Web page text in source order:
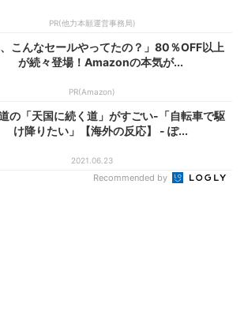
PR(他力本願運営事務局)
、こんなセールやってたの？」80％OFF以上
が続々登場！Amazonの本気が...
PR(Amazon)
の「天国に続く道」がすごい-「自転車で駆
け降りたい」【海外の反応】 - ぽ...
2021.06.23
Recommended by